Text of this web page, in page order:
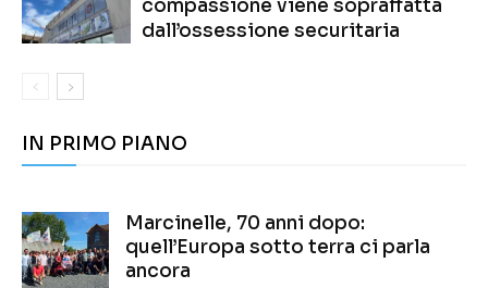
compassione viene sopraffatta
dall’ossessione securitaria
IN PRIMO PIANO
Marcinelle, 70 anni dopo:
quell’Europa sotto terra ci parla
ancora